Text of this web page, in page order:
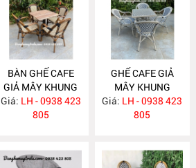
BÀN GHẾ CAFE
GIẢ MÂY KHUNG
NHÔM NH361
Giá: LH - 0938 423
805
GHẾ CAFE GIẢ
MÂY KHUNG
NHÔM NH360
Giá: LH - 0938 423
805